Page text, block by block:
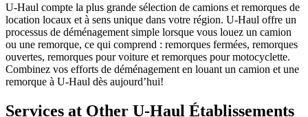
U-Haul compte la plus grande sélection de camions et remorques de
location locaux et à sens unique dans votre région. U-Haul offre un
processus de déménagement simple lorsque vous louez un camion
ou une remorque, ce qui comprend : remorques fermées, remorques
ouvertes, remorques pour voiture et remorques pour motocyclette.
Combinez vos efforts de déménagement en louant un camion et une
remorque à U-Haul dès aujourd’hui!
Services at Other U-Haul Établissements